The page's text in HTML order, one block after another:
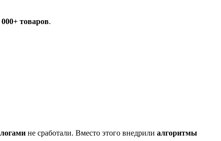
000+ товаров.
не сработали. Вместо этого внедрили алгоритмы